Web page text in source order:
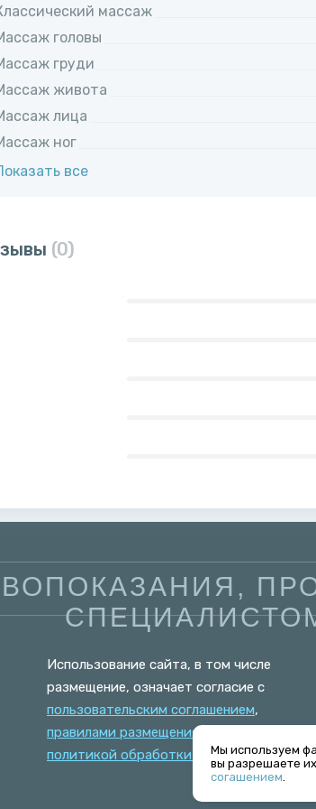
массаж
головы
груди
живота
лица
ног
все
(0)
Использование сайта, в том числе
размещение, означает согласие с
пользовательским соглашением,
правилами размещения
политикой обработки персональных
Мы используем
вы разрешаете
согашением.